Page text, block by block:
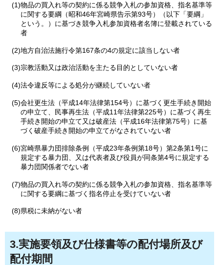
(1)物品の買入れ等の契約に係る競争入札の参加資格、指名基準等
に関する要綱（昭和46年宮崎県告示第93号）（以下「要綱」
という。）に基づき競争入札参加資格者名簿に登載されている
者
(2)地方自治法施行令第167条の4の規定に該当しない者
(3)宗教活動又は政治活動を主たる目的としていない者
(4)法令違反等による処分が継続していない者
(5)会社更生法（平成14年法律第154号）に基づく更生手続き開始
の申立て、民事再生法（平成11年法律第225号）に基づく再生
手続き開始の申立て又は破産法（平成16年法律第75号）に基
づく破産手続き開始の申立てがなされていない者
(6)宮崎県暴力団排除条例（平成23年条例第18号）第2条第1号に
規定する暴力団、又は代表者及び役員が同条第4号に規定する
暴力団関係者でない者
(7)物品の買入れ等の契約に係る競争入札の参加資格、指名基準等
に関する要綱に基づく指名停止を受けていない者
(8)県税に未納がない者
3.実施要領及び仕様書等の配付場所及び
配付期間